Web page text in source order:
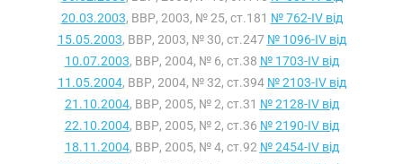
20.03.2003, ВВР, 2003, № 25, ст.181 № 762-IV від
15.05.2003, ВВР, 2003, № 30, ст.247 № 1096-IV від
10.07.2003, ВВР, 2004, № 6, ст.38 № 1703-IV від
11.05.2004, ВВР, 2004, № 32, ст.394 № 2103-IV від
21.10.2004, ВВР, 2005, № 2, ст.31 № 2128-IV від
22.10.2004, ВВР, 2005, № 2, ст.36 № 2190-IV від
18.11.2004, ВВР, 2005, № 4, ст.92 № 2454-IV від